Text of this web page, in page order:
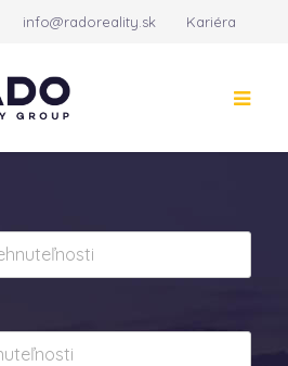
info@radoreality.sk Kariéra